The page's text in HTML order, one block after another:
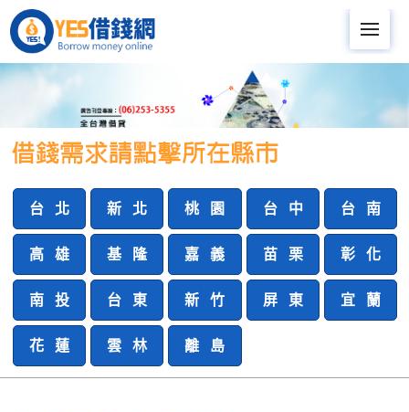
台 北 新 北 桃 園 台 中 台 南
高 雄 基 隆 嘉 義 苗 栗 彰 化
南 投 台 東 新 竹 屏 東 宜 蘭
花 蓮 雲 林 離 島